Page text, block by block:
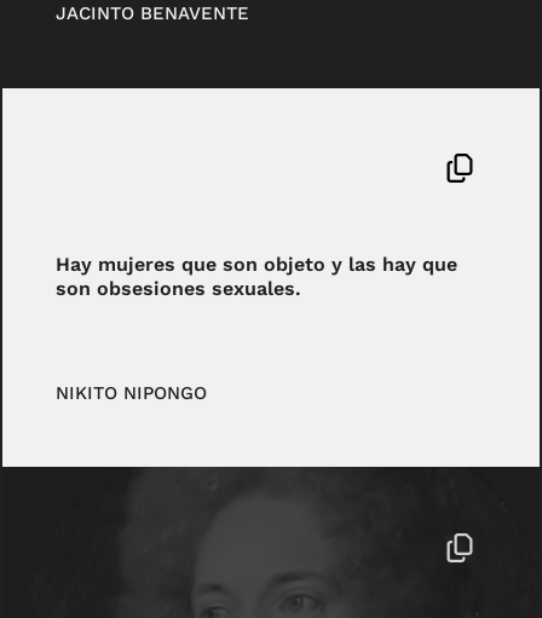
JACINTO BENAVENTE
Hay mujeres que son objeto y las hay que
son obsesiones sexuales.
NIKITO NIPONGO